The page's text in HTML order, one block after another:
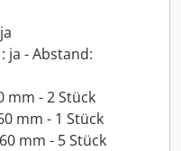
ja - Abstand:
mm - 2 Stück
mm - 1 Stück
mm - 5 Stück